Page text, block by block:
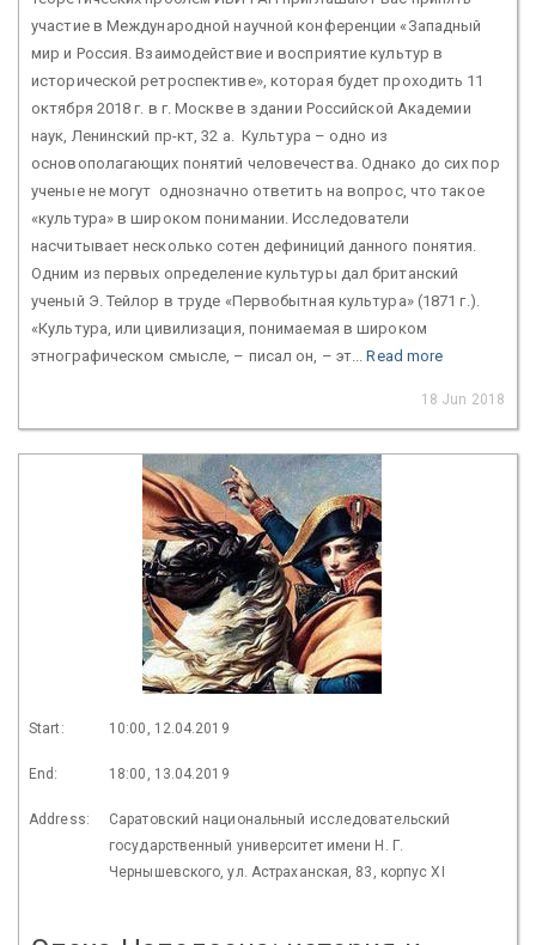
участие в Международной научной конференции «Западный
мир и Россия. Взаимодействие и восприятие культур в
исторической ретроспективе», которая будет проходить 11
октября 2018 г. в г. Москве в здании Российской Академии
наук, Ленинский пр-кт, 32 а. Культура – одно из
основополагающих понятий человечества. Однако до сих пор
ученые не могут однозначно ответить на вопрос, что такое
«культура» в широком понимании. Исследователи
насчитывает несколько сотен дефиниций данного понятия.
Одним из первых определение культуры дал британский
ученый Э. Тейлор в труде «Первобытная культура» (1871 г.).
«Культура, или цивилизация, понимаемая в широком
этнографическом смысле, – писал он, – эт...Read more
18 Jun 2018
Start: 10:00, 12.04.2019
End: 18:00, 13.04.2019
Address:
Саратовский национальный исследовательский
государственный университет имени Н. Г.
Чернышевского, ул. Астраханская, 83, корпус XI